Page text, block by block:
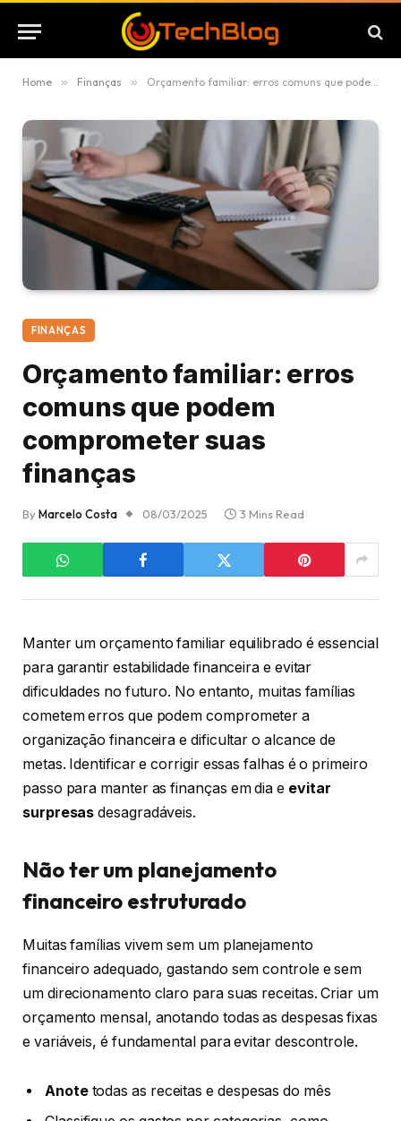
Home » Finanças » Orçamento familiar: erros comuns que podem comprometer suas finanças
FINANÇAS
Orçamento familiar: erros
comuns que podem
comprometer suas
finanças
ByMarcelo Costa 08/03/2025 3 Mins Read
Manter um orçamento familiar equilibrado é essencial
para garantir estabilidade financeira e evitar
dificuldades no futuro. No entanto, muitas famílias
cometem erros que podem comprometer a
organização financeira e dificultar o alcance de
metas. Identificar e corrigir essas falhas é o primeiro
passo para manter as finanças em dia e evitar
surpresasdesagradáveis.
Não ter um planejamento
financeiro estruturado
Muitas famílias vivem sem um planejamento
financeiro adequado, gastando sem controle e sem
um direcionamento claro para suas receitas. Criar um
orçamento mensal, anotando todas as despesas fixas
e variáveis, é fundamental para evitar descontrole.
Anote todas as receitas e despesas do mês